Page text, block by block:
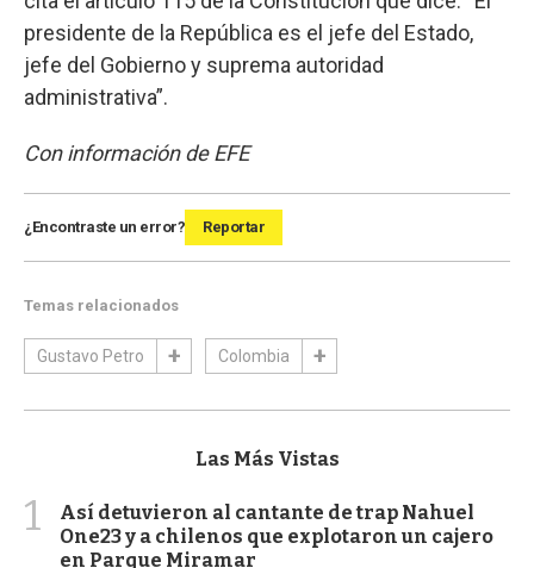
presidente de la República es el jefe del Estado,
jefe del Gobierno y suprema autoridad
administrativa”.
Con información de EFE
¿Encontraste un error? Reportar
Temas relacionados
Gustavo Petro Colombia
Las Más Vistas
1
Así detuvieron al cantante de trap Nahuel
One23 y a chilenos que explotaron un cajero
en Parque Miramar